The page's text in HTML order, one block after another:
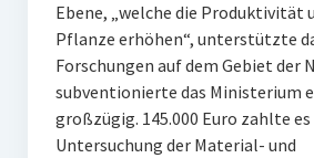
Ebene, „welche die Produktivität
Pflanze erhöhen“, unterstützte
Forschungen auf dem Gebiet der
subventionierte das Ministerium
großzügig. 145.000 Euro zahlte es
Untersuchung der Material- und